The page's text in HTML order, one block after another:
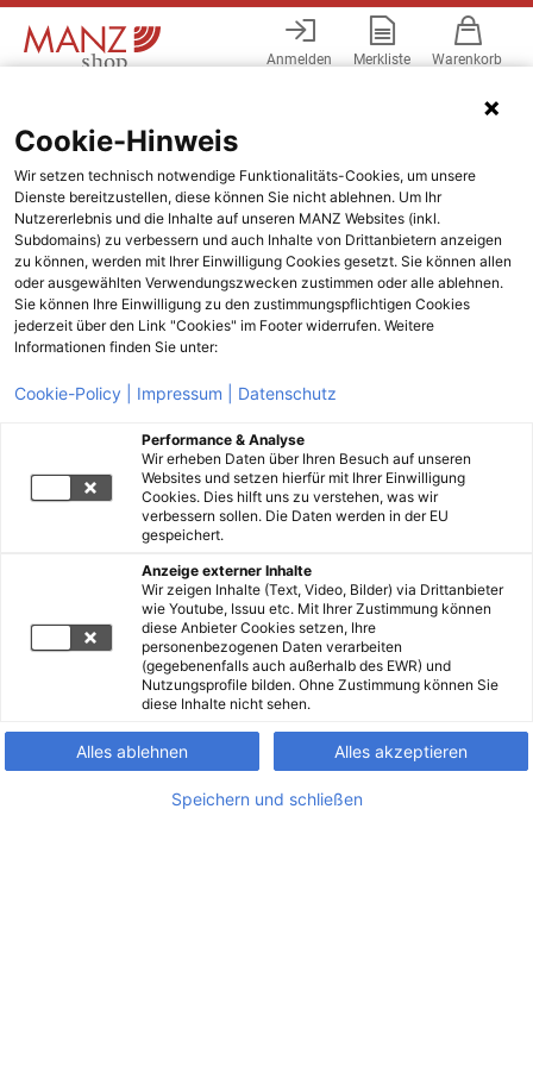
Anmelden Merkliste Warenkorb
Cookie-Hinweis
Wir setzen technisch notwendige Funktionalitäts-Cookies, um unsere
Dienste bereitzustellen, diese können Sie nicht ablehnen. Um Ihr
Nutzererlebnis und die Inhalte auf unseren MANZ Websites (inkl.
Subdomains) zu verbessern und auch Inhalte von Drittanbietern anzeigen
zu können, werden mit Ihrer Einwilligung Cookies gesetzt. Sie können allen
oder ausgewählten Verwendungszwecken zustimmen oder alle ablehnen.
Sie können Ihre Einwilligung zu den zustimmungspflichtigen Cookies
jederzeit über den Link "Cookies" im Footer widerrufen. Weitere
Informationen finden Sie unter:
Cookie-Policy | Impressum | Datenschutz
Performance & Analyse
Wir erheben Daten über Ihren Besuch auf unseren
Websites und setzen hierfür mit Ihrer Einwilligung
Cookies. Dies hilft uns zu verstehen, was wir
verbessern sollen. Die Daten werden in der EU
gespeichert.
Anzeige externer Inhalte
Wir zeigen Inhalte (Text, Video, Bilder) via Drittanbieter
wie Youtube, Issuu etc. Mit Ihrer Zustimmung können
diese Anbieter Cookies setzen, Ihre
personenbezogenen Daten verarbeiten
(gegebenenfalls auch außerhalb des EWR) und
Nutzungsprofile bilden. Ohne Zustimmung können Sie
diese Inhalte nicht sehen.
Alles ablehnen Alles akzeptieren
Speichern und schließen